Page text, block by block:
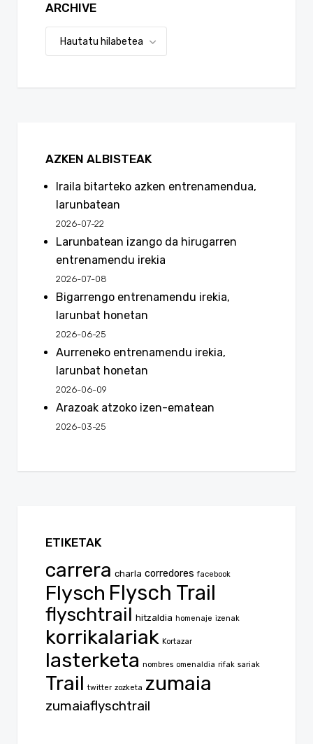
ARCHIVE
AZKEN ALBISTEAK
Iraila bitarteko azken entrenamendua,
larunbatean
2026-07-22
Larunbatean izango da hirugarren
entrenamendu irekia
2026-07-08
Bigarrengo entrenamendu irekia,
larunbat honetan
2026-06-25
Aurreneko entrenamendu irekia,
larunbat honetan
2026-06-09
Arazoak atzoko izen-ematean
2026-03-25
ETIKETAK
carrera charla corredores facebook
Flysch Flysch Trail
flyschtrail hitzaldia homenaje izenak
korrikalariak Kortazar
lasterketa nombres omenaldia rifak sariak
Trail twitter zozketa zumaia
zumaiaflyschtrail